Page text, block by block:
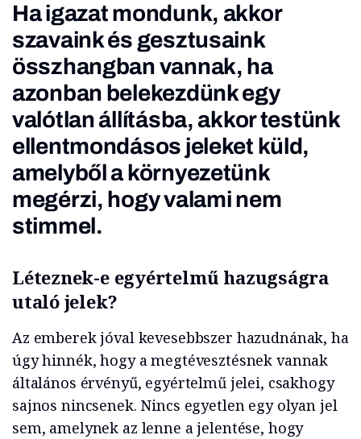
Ha igazat mondunk, akkor
szavaink és gesztusaink
összhangban vannak, ha
azonban belekezdünk egy
valótlan állításba, akkor testünk
ellentmondásos jeleket küld,
amelyből a környezetünk
megérzi, hogy valami nem
stimmel.
Léteznek-e egyértelmű hazugságra
utaló jelek?
Az emberek jóval kevesebbszer hazudnának, ha
úgy hinnék, hogy a megtévesztésnek vannak
általános érvényű, egyértelmű jelei, csakhogy
sajnos nincsenek. Nincs egyetlen egy olyan jel
sem, amelynek az lenne a jelentése, hogy